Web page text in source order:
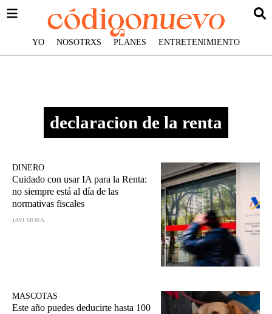
YO NOSOTRXS PLANES ENTRETENIMIENTO
declaracion de la renta
DINERO
Cuidado con usar IA para la Renta:
no siempre está al día de las
normativas fiscales
JAVI MORA
MASCOTAS
Este año puedes deducirte hasta 100